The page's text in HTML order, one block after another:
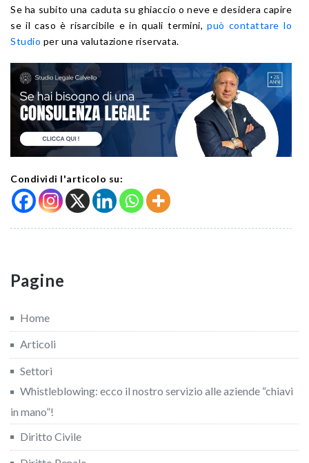
Se ha subito una caduta su ghiaccio o neve e desidera capire
se il caso è risarcibile e in quali termini,può contattare lo
Studio per una valutazione riservata.
Condividi l'articolo su:
Pagine
Home
Articoli
Settori
Whistleblowing: ecco il nostro servizio alle aziende “chiavi
in mano”!
Diritto Civile